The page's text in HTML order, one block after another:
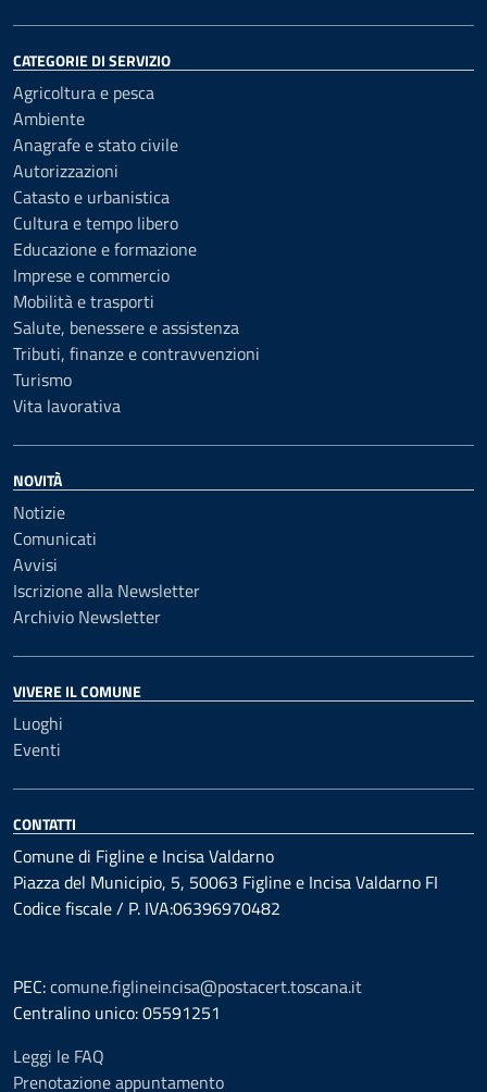
CATEGORIE DI SERVIZIO
Agricoltura e pesca
Ambiente
Anagrafe e stato civile
Autorizzazioni
Catasto e urbanistica
Cultura e tempo libero
Educazione e formazione
Imprese e commercio
Mobilità e trasporti
Salute, benessere e assistenza
Tributi, finanze e contravvenzioni
Turismo
Vita lavorativa
NOVITÀ
Notizie
Comunicati
Avvisi
Iscrizione alla Newsletter
Archivio Newsletter
VIVERE IL COMUNE
Luoghi
Eventi
CONTATTI
Comune di Figline e Incisa Valdarno
Piazza del Municipio, 5, 50063 Figline e Incisa Valdarno FI
Codice fiscale / P. IVA:06396970482
PEC:comune.figlineincisa@postacert.toscana.it
Centralino unico: 05591251
Leggi le FAQ
Prenotazione appuntamento